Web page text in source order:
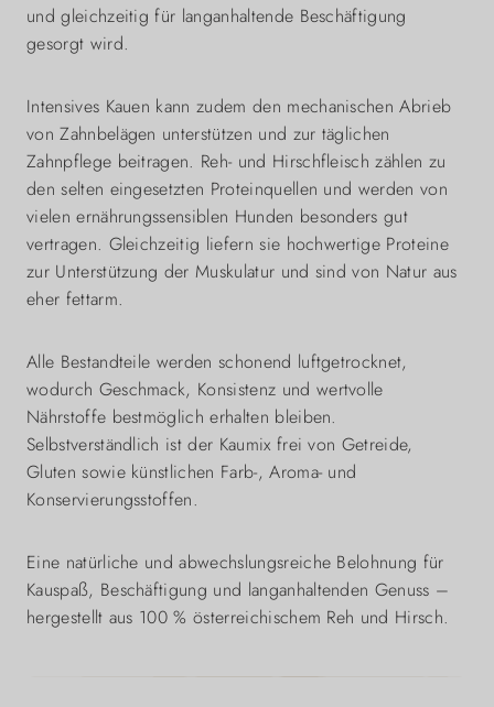
und gleichzeitig für langanhaltende Beschäftigung
gesorgt wird.
Intensives Kauen kann zudem den mechanischen Abrieb
von Zahnbelägen unterstützen und zur täglichen
Zahnpflege beitragen. Reh- und Hirschfleisch zählen zu
den selten eingesetzten Proteinquellen und werden von
vielen ernährungssensiblen Hunden besonders gut
vertragen. Gleichzeitig liefern sie hochwertige Proteine
zur Unterstützung der Muskulatur und sind von Natur aus
eher fettarm.
Alle Bestandteile werden schonend luftgetrocknet,
wodurch Geschmack, Konsistenz und wertvolle
Nährstoffe bestmöglich erhalten bleiben.
Selbstverständlich ist der Kaumix frei von Getreide,
Gluten sowie künstlichen Farb-, Aroma- und
Konservierungsstoffen.
Eine natürliche und abwechslungsreiche Belohnung für
Kauspaß, Beschäftigung und langanhaltenden Genuss –
hergestellt aus 100 % österreichischem Reh und Hirsch.